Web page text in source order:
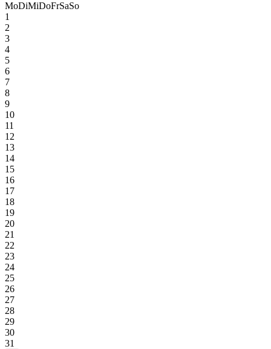
MoDiMiDoFrSaSo
1
2
3
4
5
6
7
8
9
10
11
12
13
14
15
16
17
18
19
20
21
22
23
24
25
26
27
28
29
30
31